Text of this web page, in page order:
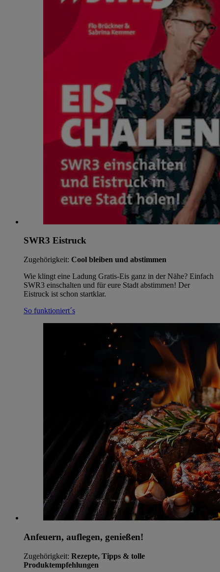
SWR3 Eistruck
Zugehörigkeit: Cool bleiben und abstimmen
Wie klingt eine Ladung Gratis-Eis ganz in der Nähe? Einfach
SWR3 einschalten und für eure Stadt abstimmen! Der
Eistruck ist schon startklar.
So funktioniert´s
Anfeuern, auflegen, genießen!
Zugehörigkeit: Rezepte, Tipps & tolle
Produktempfehlungen